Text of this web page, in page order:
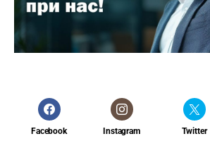
Facebook Instagram Twitter